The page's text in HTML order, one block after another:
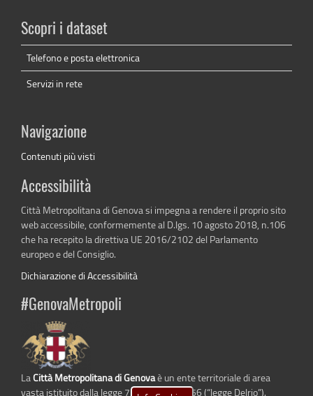
Scopri i dataset
Telefono e posta elettronica
Servizi in rete
Navigazione
Contenuti più visti
Accessibilità
Città Metropolitana di Genova si impegna a rendere il proprio sito
web accessibile, conformemente al D.lgs. 10 agosto 2018, n.106
che ha recepito la direttiva UE 2016/2102 del Parlamento
europeo e del Consiglio.
Dichiarazione di Accessibilità
#GenovaMetropoli
LaCittà Metropolitana di Genovaè un ente territoriale di area
vasta istituito dalla legge 7 aprile 2014 n. 56 (“legge Delrio”).